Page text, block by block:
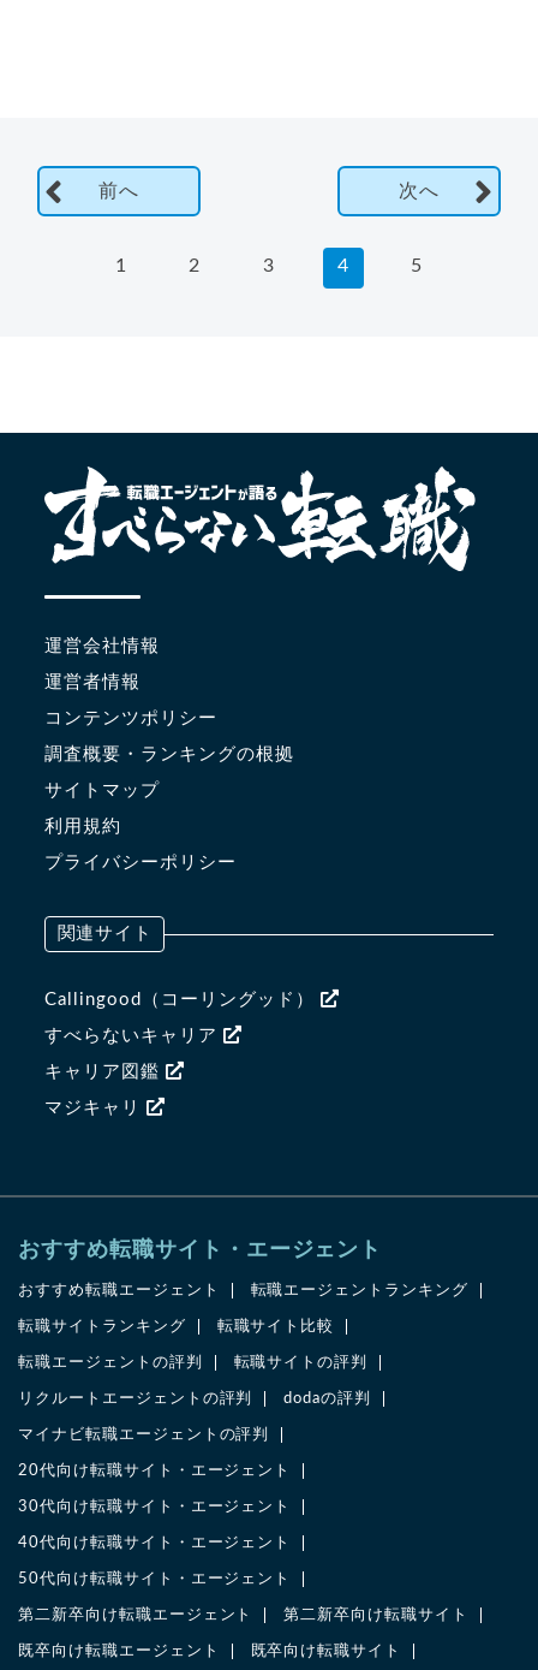
前へ 次へ
1 2 3 4 5
運営会社情報
運営者情報
コンテンツポリシー
調査概要・ランキングの根拠
サイトマップ
利用規約
プライバシーポリシー
関連サイト
Callingood（コーリングッド）
すべらないキャリア
キャリア図鑑
マジキャリ
おすすめ転職サイト・エージェント
おすすめ転職エージェント 転職エージェントランキング
転職サイトランキング 転職サイト比較
転職エージェントの評判 転職サイトの評判
リクルートエージェントの評判 dodaの評判
マイナビ転職エージェントの評判
20代向け転職サイト・エージェント
30代向け転職サイト・エージェント
40代向け転職サイト・エージェント
50代向け転職サイト・エージェント
第二新卒向け転職エージェント 第二新卒向け転職サイト
既卒向け転職エージェント 既卒向け転職サイト